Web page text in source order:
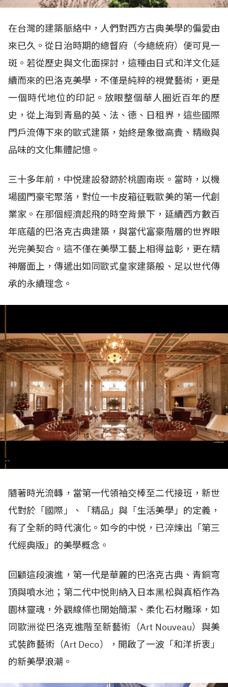
在台灣的建築脈絡中，人們對西方古典美學的偏愛由
來已久。從日治時期的總督府（今總統府）便可見一
斑。若從歷史與文化面探討，這種由日式和洋文化延
續而來的巴洛克美學，不僅是純粹的視覺藝術，更是
一個時代地位的印記。放眼整個華人圈近百年的歷
史，從上海到青島的英、法、德、日租界，這些國際
門戶流傳下來的歐式建築，始終是象徵高貴、精緻與
品味的文化集體記憶。
三十多年前，中悦建設發跡於桃園南崁。當時，以機
場國門豪宅聚落，對位一卡皮箱征戰歐美的第一代創
業家。在那個經濟起飛的時空背景下，延續西方數百
年底蘊的巴洛克古典建築，與當代富豪階層的世界眼
光完美契合。這不僅在美學工藝上相得益彰，更在精
神層面上，傳遞出如同歐式皇家建築般、足以世代傳
承的永續理念。
隨著時光流轉，當第一代領袖交棒至二代接班，新世
代對於「國際」、「精品」與「生活美學」的定義，
有了全新的時代演化。如今的中悦，已淬煉出「第三
代經典版」的美學概念。
回顧這段演進，第一代是華麗的巴洛克古典、青銅穹
頂與噴水池；第二代中悦則納入日本黑松與真栢作為
園林靈魂，外觀線條也開始簡潔、柔化石材雕琢，如
同歐洲從巴洛克進階至新藝術（Art Nouveau）與美
式裝飾藝術（Art Deco），開啟了一波「和洋折衷」
的新美學浪潮。